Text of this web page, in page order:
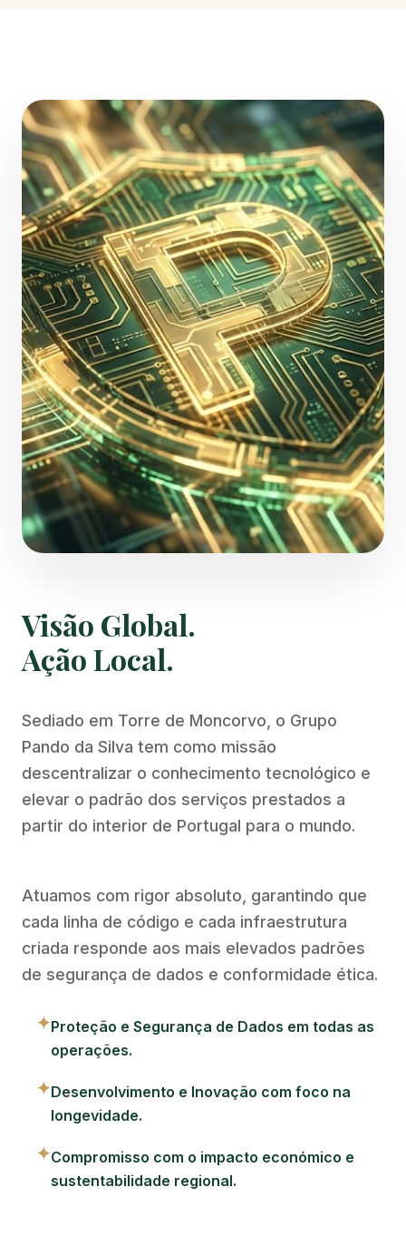
Visão Global.
Ação Local.
Sediado em Torre de Moncorvo, o Grupo
Pando da Silva tem como missão
descentralizar o conhecimento tecnológico e
elevar o padrão dos serviços prestados a
partir do interior de Portugal para o mundo.
Atuamos com rigor absoluto, garantindo que
cada linha de código e cada infraestrutura
criada responde aos mais elevados padrões
de segurança de dados e conformidade ética.
✦Proteção e Segurança de Dados em todas as
operações.
✦Desenvolvimento e Inovação com foco na
longevidade.
✦Compromisso com o impacto económico e
sustentabilidade regional.